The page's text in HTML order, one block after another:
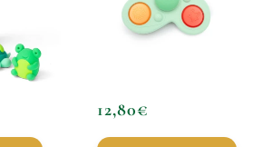
12,80€